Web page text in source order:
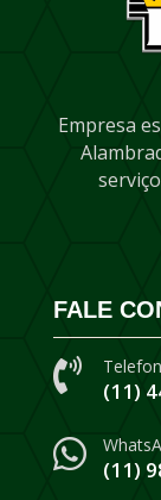
Empresa
FALE
 (11)
 (11)